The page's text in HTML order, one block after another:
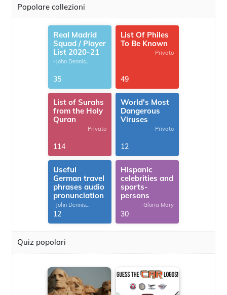
Popolare collezioni
Real Madrid
Squad / Player
List 2020-21
-John Dennis
35
List Of Philes
To Be Known
-Privato
49
List of Surahs
from the Holy
Quran
-Privato
114
World's Most
Dangerous
Viruses
-Privato
12
Useful
German travel
phrases audio
pronunciation
-John Dennis
G.Thomas
12
Hispanic
celebrities and
sports-
persons
-Gloria Mary
30
Quiz popolari